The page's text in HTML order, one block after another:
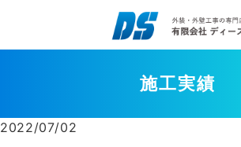
施工実績
2022/07/02